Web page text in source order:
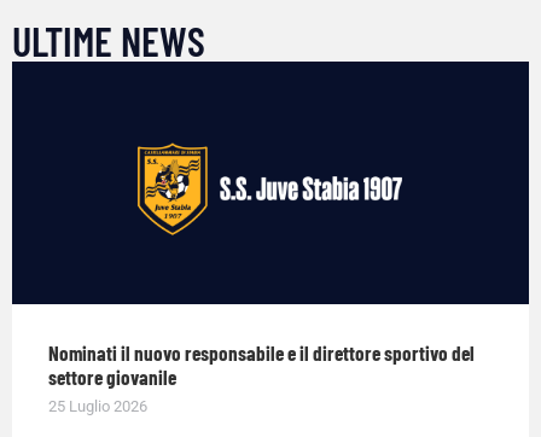
ULTIME NEWS
Nominati il nuovo responsabile e il direttore sportivo del
settore giovanile
25 Luglio 2026